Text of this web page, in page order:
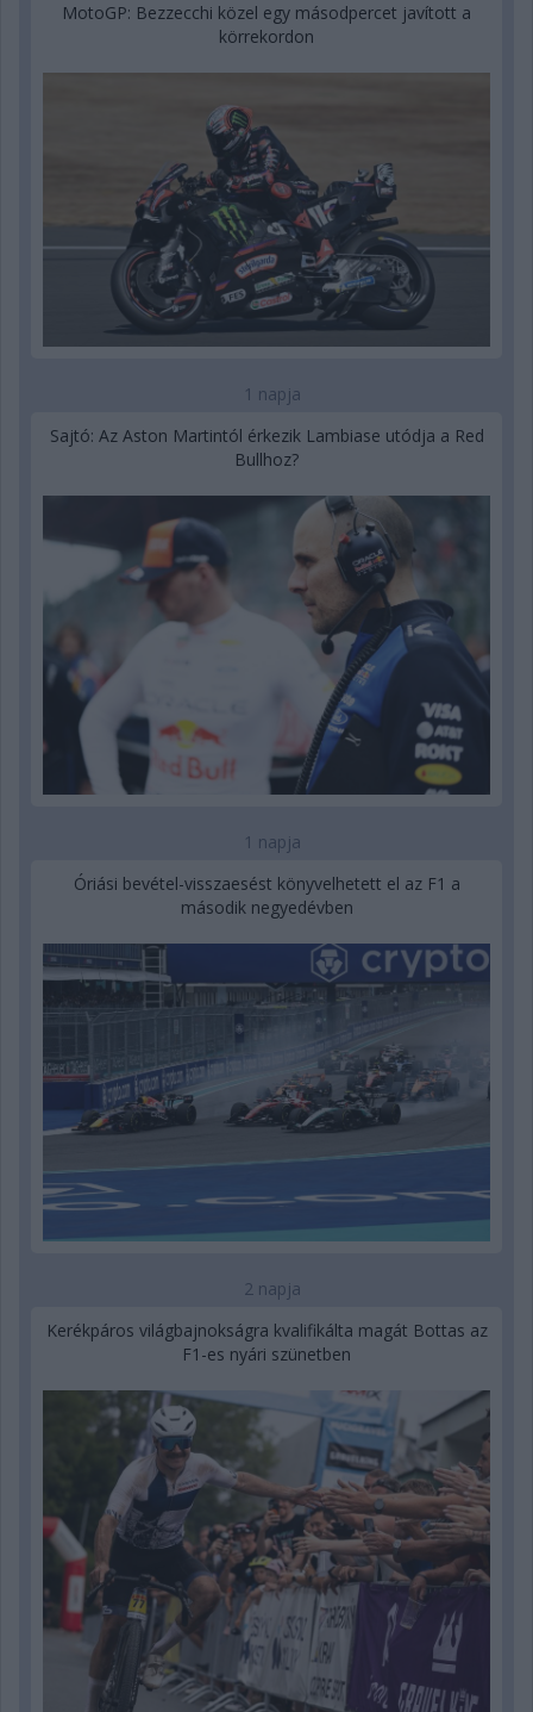
MotoGP: Bezzecchi közel egy másodpercet javított a
körrekordon
1 napja
Sajtó: Az Aston Martintól érkezik Lambiase utódja a Red
Bullhoz?
1 napja
Óriási bevétel-visszaesést könyvelhetett el az F1 a
második negyedévben
2 napja
Kerékpáros világbajnokságra kvalifikálta magát Bottas az
F1-es nyári szünetben